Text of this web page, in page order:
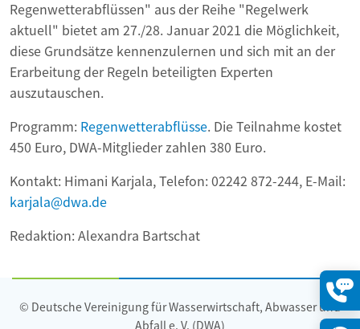
Regenwetterabflüssen" aus der Reihe "Regelwerk
aktuell" bietet am 27./28. Januar 2021 die Möglichkeit,
diese Grundsätze kennenzulernen und sich mit an der
Erarbeitung der Regeln beteiligten Experten
auszutauschen.
Programm: Regenwetterabflüsse. Die Teilnahme kostet
450 Euro, DWA-Mitglieder zahlen 380 Euro.
Kontakt: Himani Karjala, Telefon: 02242 872-244, E-Mail:
karjala@dwa.de
Redaktion: Alexandra Bartschat
© Deutsche Vereinigung für Wasserwirtschaft, Abwasser und
Abfall e. V. (DWA)